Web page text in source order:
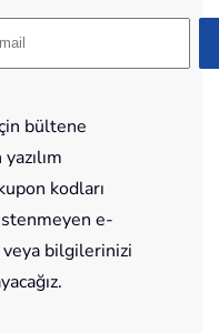
bültene
kodları
e-
bilgilerinizi